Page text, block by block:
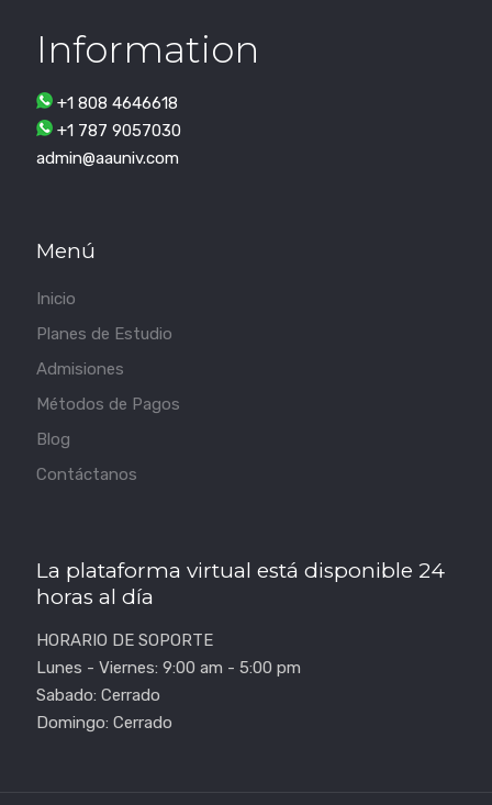
Information
+1 808 4646618
+1 787 9057030
admin@aauniv.com
Menú
Inicio
Planes de Estudio
Admisiones
Métodos de Pagos
Blog
Contáctanos
La plataforma virtual está disponible 24
horas al día
HORARIO DE SOPORTE
Lunes - Viernes: 9:00 am - 5:00 pm
Sabado: Cerrado
Domingo: Cerrado